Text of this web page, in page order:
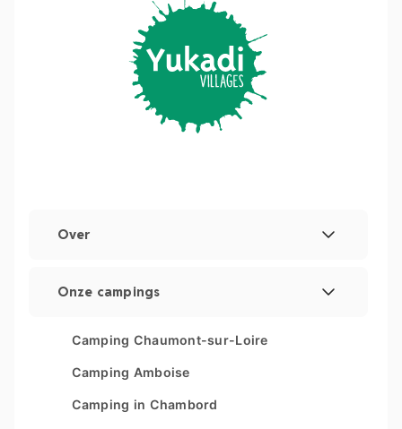
Over
Overzicht van de website
Onze campings
Les Couleurs de la Coubre
Parc Sainte Brigitte
Parc du Val de Loire
Camping Chaumont-sur-Loire
Camping Amboise
Camping in Chambord